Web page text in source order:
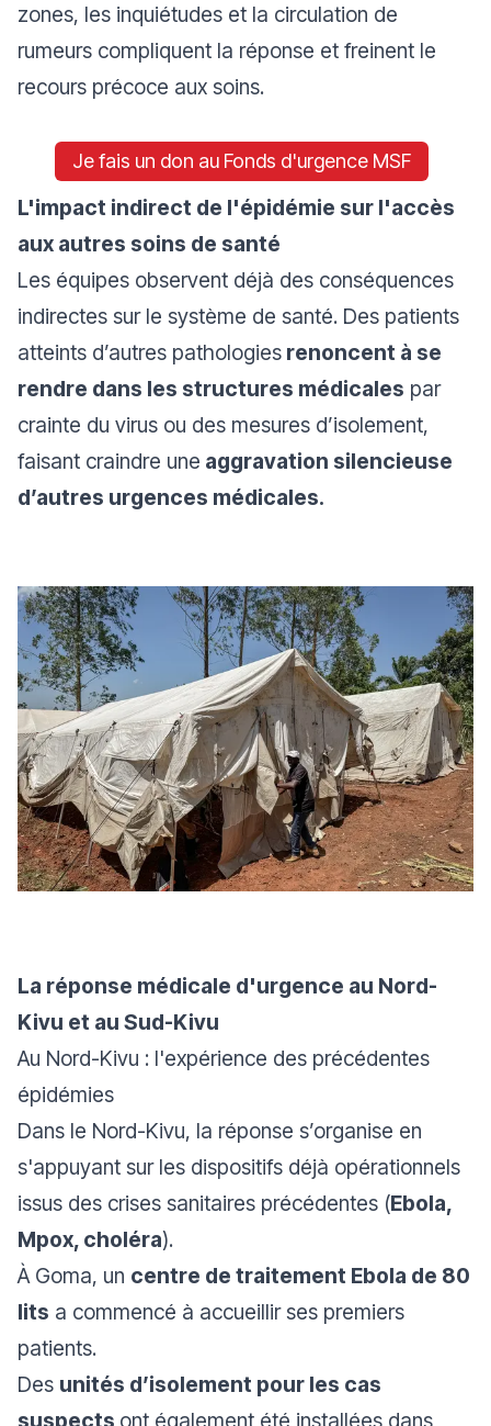
zones, les inquiétudes et la circulation de
rumeurs compliquent la réponse et freinent le
recours précoce aux soins.
Je fais un don au Fonds d'urgence MSF
L'impact indirect de l'épidémie sur l'accès
aux autres soins de santé
Les équipes observent déjà des conséquences
indirectes sur le système de santé. Des patients
atteints d’autres pathologies renoncent à se
rendre dans les structures médicales par
crainte du virus ou des mesures d’isolement,
faisant craindre une aggravation silencieuse
d’autres urgences médicales.
La réponse médicale d'urgence au Nord-
Kivu et au Sud-Kivu
Au Nord-Kivu : l'expérience des précédentes
épidémies
Dans le Nord-Kivu, la réponse s’organise en
s'appuyant sur les dispositifs déjà opérationnels
issus des crises sanitaires précédentes (Ebola,
Mpox, choléra).
À Goma, un centre de traitement Ebola de 80
lits a commencé à accueillir ses premiers
patients.
Des unités d’isolement pour les cas
suspects ont également été installées dans